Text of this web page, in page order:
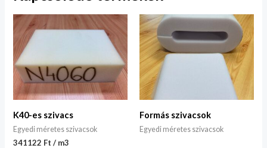
K40-es szivacs
Egyedi méretes szivacsok
341122 Ft / m3
Formás szivacsok
Egyedi méretes szivacsok